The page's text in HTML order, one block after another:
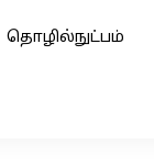
தொழில்நுட்பம்